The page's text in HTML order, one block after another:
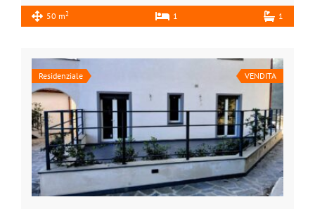
50 m2 1 1
Residenziale VENDITA